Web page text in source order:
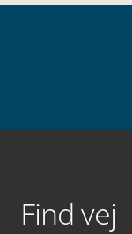
Find vej